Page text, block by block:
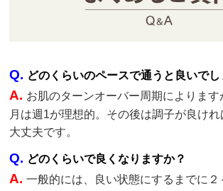
Q. どのくらいのペースで通うと良いでし
A. お肌のターンオーバー周期によります
月は週1が理想的。その後は調子が良け
大丈夫です。
Q. どのくらいで良くなりますか？
A. 一般的には、良い状態にするまでに２